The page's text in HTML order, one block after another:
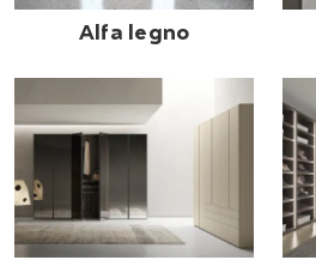
Alfa legno